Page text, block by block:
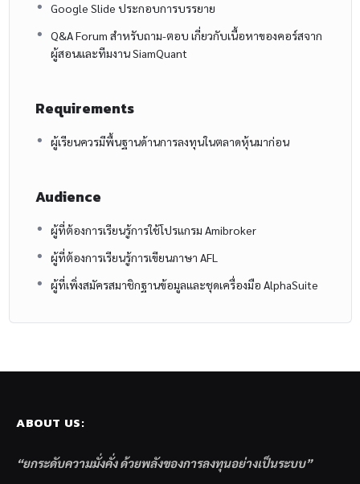
Google Slide ประกอบการบรรยาย
Q&A Forum สำหรับถาม-ตอบ เกี่ยวกับเนื้อหาของคอร์สจาก
ผู้สอนและทีมงาน SiamQuant
Requirements
ผู้เรียนควรมีพื้นฐานด้านการลงทุนในตลาดหุ้นมาก่อน
Audience
ผู้ที่ต้องการเรียนรู้การใช้โปรแกรม Amibroker
ผู้ที่ต้องการเรียนรู้การเขียนภาษา AFL
ผู้ที่เพิ่งสมัครสมาชิกฐานข้อมูลและชุดเครื่องมือ AlphaSuite
ABOUT US:
“ยกระดับความมั่งคั่ง ด้วยพลังของการลงทุนอย่างเป็นระบบ”